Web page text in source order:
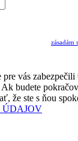
zásadám
vás
budete
že ste s ňou
ÚDAJOV